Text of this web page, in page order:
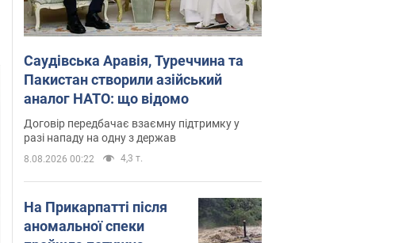
Саудівська Аравія, Туреччина та
Пакистан створили азійський
аналог НАТО: що відомо
Договір передбачає взаємну підтримку у
разі нападу на одну з держав
8.08.2026 00:22 4,3 т.
На Прикарпатті після
аномальної спеки